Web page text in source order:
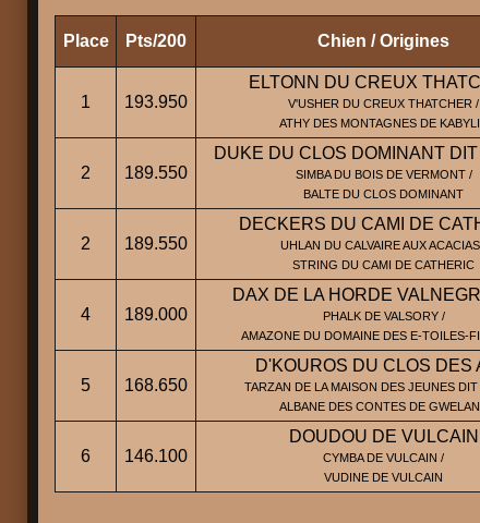
Place Pts/200 Chien / Origines
1 193.950
ELTONN DU CREUX
V'USHER DU CREUX THATCHER /
ATHY DES MONTAGNES DE
2 189.550
DUKE DU CLOS DOMINANT DIT
SIMBA DU BOIS DE VERMONT /
BALTE DU CLOS DOMINANT
2 189.550
DECKERS DU CAMI DE
UHLAN DU CALVAIRE AUX
STRING DU CAMI DE CATHERIC
4 189.000
DAX DE LA HORDE
PHALK DE VALSORY /
AMAZONE DU DOMAINE DES E-TOILES-
5 168.650
D'KOUROS DU CLOS DES
TARZAN DE LA MAISON DES JEUNES
ALBANE DES CONTES DE
6 146.100
DOUDOU DE VULCAIN
CYMBA DE VULCAIN /
VUDINE DE VULCAIN